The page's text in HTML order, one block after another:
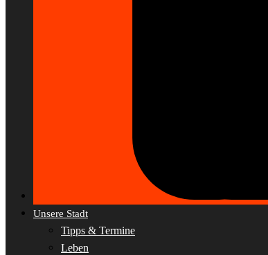
Unsere Stadt
Tipps & Termine
Leben